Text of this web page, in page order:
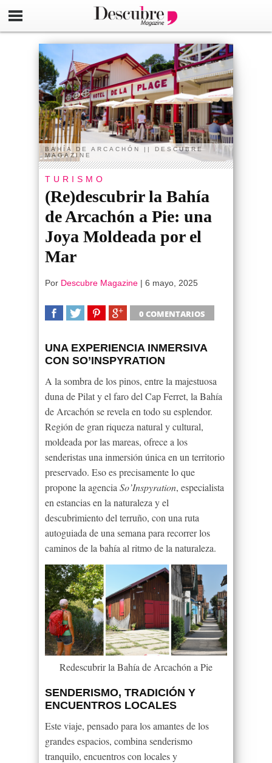
BAHÍA DE ARCACHÓN || DESCUBRE
MAGAZINE
TURISMO
(Re)descubrir la Bahía
de Arcachón a Pie: una
Joya Moldeada por el
Mar
Por Descubre Magazine | 6 mayo, 2025
0 COMENTARIOS
UNA EXPERIENCIA INMERSIVA
CON SO’INSPYRATION
A la sombra de los pinos, entre la majestuosa
duna de Pilat y el faro del Cap Ferret, la Bahía
de Arcachón se revela en todo su esplendor.
Región de gran riqueza natural y cultural,
moldeada por las mareas, ofrece a los
senderistas una inmersión única en un territorio
preservado. Eso es precisamente lo que
propone la agencia So’Inspyration, especialista
en estancias en la naturaleza y el
descubrimiento del terruño, con una ruta
autoguiada de una semana para recorrer los
caminos de la bahía al ritmo de la naturaleza.
Redescubrir la Bahía de Arcachón a Pie
SENDERISMO, TRADICIÓN Y
ENCUENTROS LOCALES
Este viaje, pensado para los amantes de los
grandes espacios, combina senderismo
tranquilo, encuentros con locales y